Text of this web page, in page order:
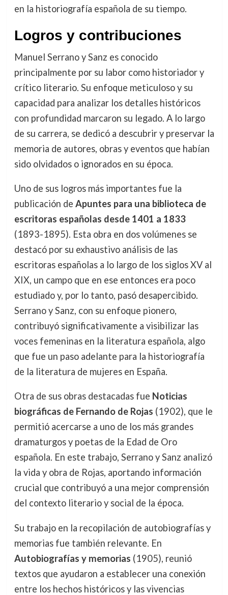
en la historiografía española de su tiempo.
Logros y contribuciones
Manuel Serrano y Sanz es conocido
principalmente por su labor como historiador y
crítico literario. Su enfoque meticuloso y su
capacidad para analizar los detalles históricos
con profundidad marcaron su legado. A lo largo
de su carrera, se dedicó a descubrir y preservar la
memoria de autores, obras y eventos que habían
sido olvidados o ignorados en su época.
Uno de sus logros más importantes fue la
publicación de Apuntes para una biblioteca de
escritoras españolas desde 1401 a 1833
(1893-1895). Esta obra en dos volúmenes se
destacó por su exhaustivo análisis de las
escritoras españolas a lo largo de los siglos XV al
XIX, un campo que en ese entonces era poco
estudiado y, por lo tanto, pasó desapercibido.
Serrano y Sanz, con su enfoque pionero,
contribuyó significativamente a visibilizar las
voces femeninas en la literatura española, algo
que fue un paso adelante para la historiografía
de la literatura de mujeres en España.
Otra de sus obras destacadas fue Noticias
biográficas de Fernando de Rojas (1902), que le
permitió acercarse a uno de los más grandes
dramaturgos y poetas de la Edad de Oro
española. En este trabajo, Serrano y Sanz analizó
la vida y obra de Rojas, aportando información
crucial que contribuyó a una mejor comprensión
del contexto literario y social de la época.
Su trabajo en la recopilación de autobiografías y
memorias fue también relevante. En
Autobiografías y memorias (1905), reunió
textos que ayudaron a establecer una conexión
entre los hechos históricos y las vivencias